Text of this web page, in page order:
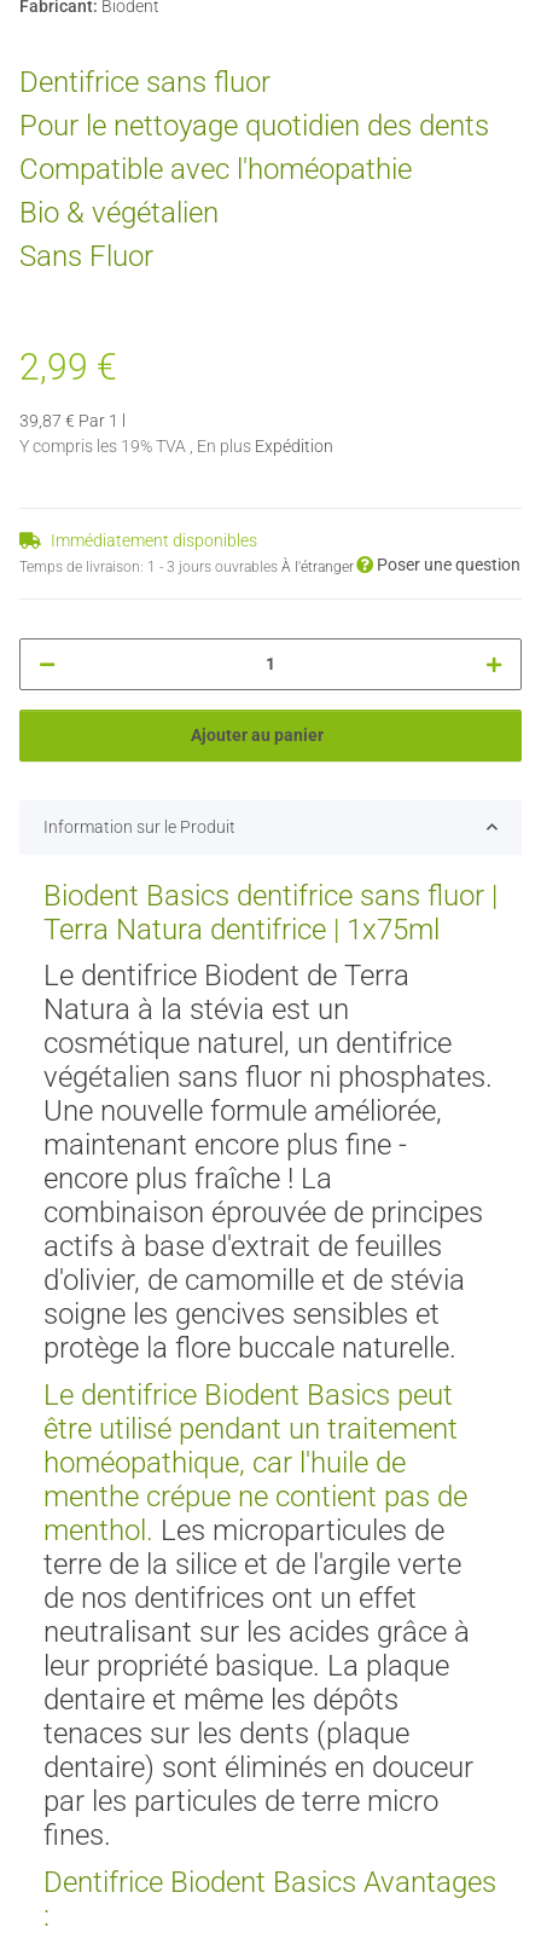
Fabricant: Biodent
Dentifrice sans fluor
Pour le nettoyage quotidien des dents
Compatible avec l'homéopathie
Bio & végétalien
Sans Fluor
2,99 €
39,87 € Par 1 l
Y compris les 19% TVA , En plus Expédition
Immédiatement disponibles
Temps de livraison: 1 - 3 jours ouvrables À l'étranger Poser une question
Ajouter au panier
Information sur le Produit
Biodent Basics dentifrice sans fluor |
Terra Natura dentifrice | 1x75ml
Le dentifrice Biodent de Terra
Natura à la stévia est un
cosmétique naturel, un dentifrice
végétalien sans fluor ni phosphates.
Une nouvelle formule améliorée,
maintenant encore plus fine -
encore plus fraîche ! La
combinaison éprouvée de principes
actifs à base d'extrait de feuilles
d'olivier, de camomille et de stévia
soigne les gencives sensibles et
protège la flore buccale naturelle.
Le dentifrice Biodent Basics peut
être utilisé pendant un traitement
homéopathique, car l'huile de
menthe crépue ne contient pas de
menthol. Les microparticules de
terre de la silice et de l'argile verte
de nos dentifrices ont un effet
neutralisant sur les acides grâce à
leur propriété basique. La plaque
dentaire et même les dépôts
tenaces sur les dents (plaque
dentaire) sont éliminés en douceur
par les particules de terre micro
fines.
Dentifrice Biodent Basics Avantages
: